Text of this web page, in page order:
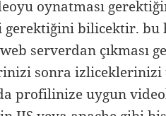
oynatması
bilicektir. bu
serverdan çıkması
sonra izliceklerinizi
profilinize uygun